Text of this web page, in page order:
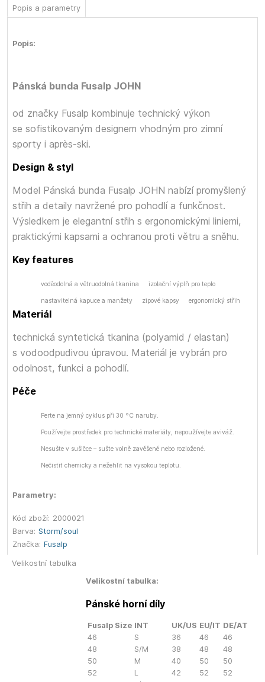
Popis a parametry
Popis:
Pánská bunda Fusalp JOHN
od značky Fusalp kombinuje technický výkon
se sofistikovaným designem vhodným pro zimní
sporty i après‑ski.
Design & styl
Model Pánská bunda Fusalp JOHN nabízí promyšlený
střih a detaily navržené pro pohodlí a funkčnost.
Výsledkem je elegantní střih s ergonomickými liniemi,
praktickými kapsami a ochranou proti větru a sněhu.
Key features
voděodolná a větruodolná tkanina izolační výplň pro teplo
nastavitelná kapuce a manžety zipové kapsy ergonomický střih
Materiál
technická syntetická tkanina (polyamid / elastan)
s vodoodpudivou úpravou. Materiál je vybrán pro
odolnost, funkci a pohodlí.
Péče
Perte na jemný cyklus při 30 °C naruby.
Používejte prostředek pro technické materiály, nepoužívejte aviváž.
Nesušte v sušičce – sušte volně zavěšené nebo rozložené.
Nečistit chemicky a nežehlit na vysokou teplotu.
Parametry:
Kód zboží: 2000021
Barva: Storm/soul
Značka: Fusalp
Velikostní tabulka
Velikostní tabulka:
Pánské horní díly
Fusalp Size INT UK/US EU/IT DE/AT
46
S 36 46
46
48
S/M 38 48
48
50
M 40 50
50
52
L 42 52
52